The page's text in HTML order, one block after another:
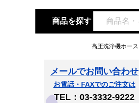
商品を探す
高圧洗浄機ホース
メールでお問い合わせ
お電話・FAXでのご注文は
TEL：03-3332-9222